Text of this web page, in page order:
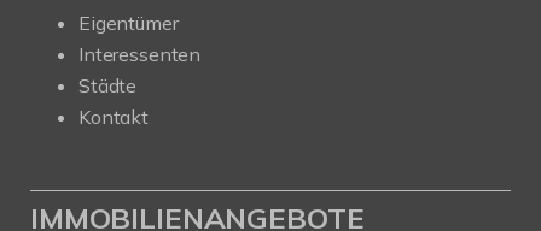
Eigentümer
Interessenten
Städte
Kontakt
IMMOBILIENANGEBOTE